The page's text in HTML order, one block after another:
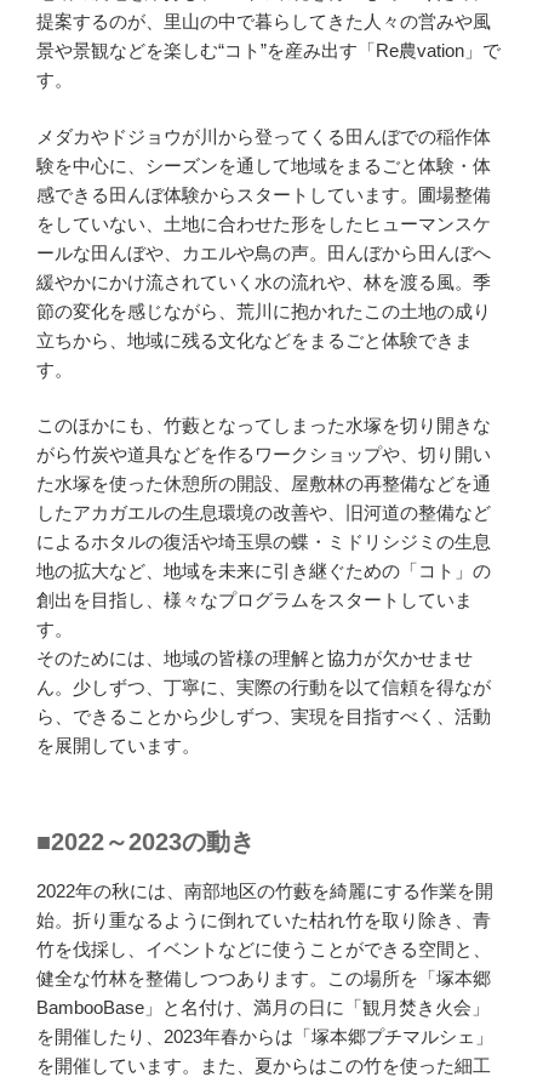
提案するのが、里山の中で暮らしてきた人々の営みや風
景や景観などを楽しむ“コト”を産み出す「Re農vation」で
す。
メダカやドジョウが川から登ってくる田んぼでの稲作体
験を中心に、シーズンを通して地域をまるごと体験・体
感できる田んぼ体験からスタートしています。圃場整備
をしていない、土地に合わせた形をしたヒューマンスケ
ールな田んぼや、カエルや鳥の声。田んぼから田んぼへ
緩やかにかけ流されていく水の流れや、林を渡る風。季
節の変化を感じながら、荒川に抱かれたこの土地の成り
立ちから、地域に残る文化などをまるごと体験できま
す。
このほかにも、竹藪となってしまった水塚を切り開きな
がら竹炭や道具などを作るワークショップや、切り開い
た水塚を使った休憩所の開設、屋敷林の再整備などを通
したアカガエルの生息環境の改善や、旧河道の整備など
によるホタルの復活や埼玉県の蝶・ミドリシジミの生息
地の拡大など、地域を未来に引き継ぐための「コト」の
創出を目指し、様々なプログラムをスタートしていま
す。
そのためには、地域の皆様の理解と協力が欠かせませ
ん。少しずつ、丁寧に、実際の行動を以て信頼を得なが
ら、できることから少しずつ、実現を目指すべく、活動
を展開しています。
■2022～2023の動き
2022年の秋には、南部地区の竹藪を綺麗にする作業を開
始。折り重なるように倒れていた枯れ竹を取り除き、青
竹を伐採し、イベントなどに使うことができる空間と、
健全な竹林を整備しつつあります。この場所を「塚本郷
BambooBase」と名付け、満月の日に「観月焚き火会」
を開催したり、2023年春からは「塚本郷プチマルシェ」
を開催しています。また、夏からはこの竹を使った細工